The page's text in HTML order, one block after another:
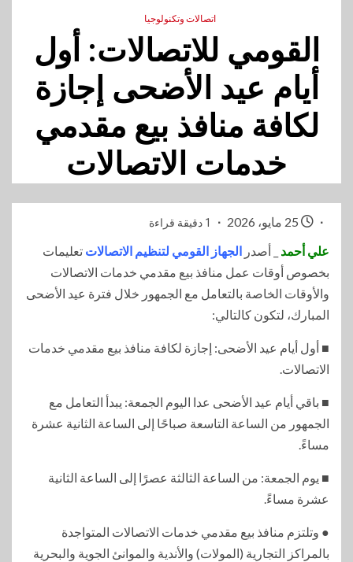
اتصالات وتكنولوجيا
القومي للاتصالات: أول
أيام عيد الأضحى إجازة
لكافة منافذ بيع مقدمي
خدمات الاتصالات
1 دقيقة قراءة
علي أحمد _ أصدر الجهاز القومي لتنظيم الاتصالات تعليمات
بخصوص أوقات عمل منافذ بيع مقدمي خدمات الاتصالات
والأوقات الخاصة بالتعامل مع الجمهور خلال فترة عيد الأضحى
المبارك، لتكون كالتالي:
■ أول أيام عيد الأضحى: إجازة لكافة منافذ بيع مقدمي خدمات
الاتصالات.
■ باقي أيام عيد الأضحى عدا اليوم الجمعة: يبدأ التعامل مع
الجمهور من الساعة التاسعة صباحًا إلى الساعة الثانية عشرة
مساءً.
■ يوم الجمعة: من الساعة الثالثة عصرًا إلى الساعة الثانية
عشرة مساءً.
● وتلتزم منافذ بيع مقدمي خدمات الاتصالات المتواجدة
بالمراكز التجارية (المولات) والأندية والموانئ الجوية والبحرية